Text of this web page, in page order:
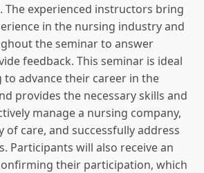
The experienced instructors bring
in the nursing industry and
the seminar to answer
feedback. This seminar is ideal
advance their career in the
provides the necessary skills and
manage a nursing company,
of care, and successfully address
Participants will also receive an
their participation, which